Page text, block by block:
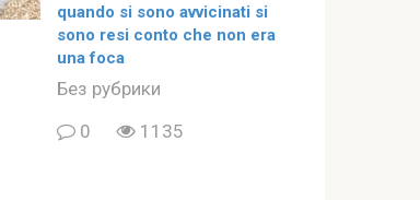
quando si sono avvicinati si
sono resi conto che non era
una foca
Без рубрики
0
1135